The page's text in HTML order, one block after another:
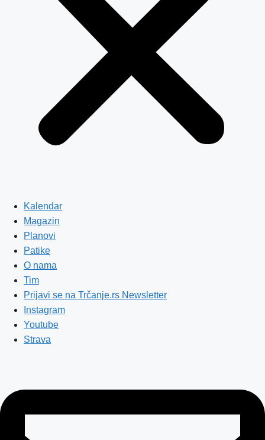
Kalendar
Magazin
Planovi
Patike
O nama
Tim
Prijavi se na Trčanje.rs Newsletter
Instagram
Youtube
Strava